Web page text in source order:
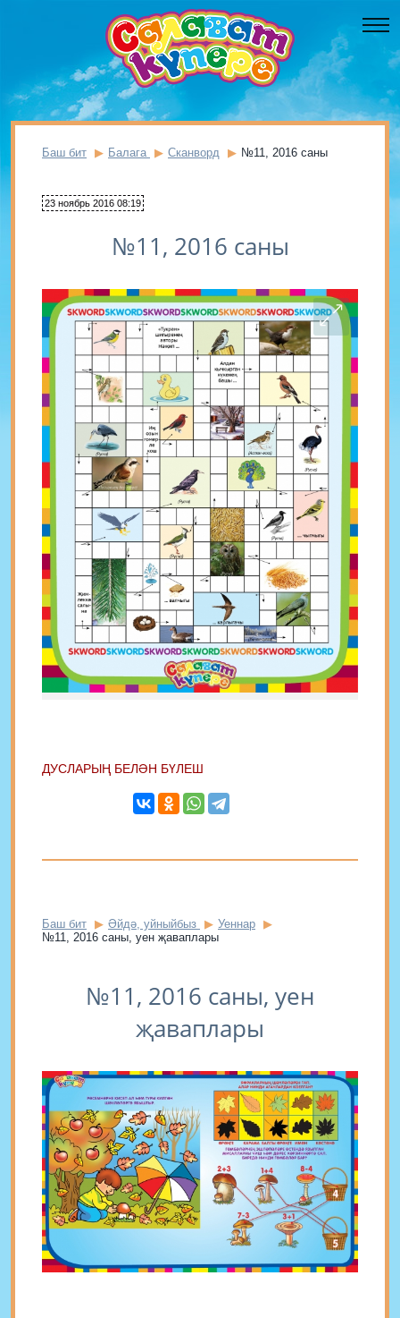
Баш бит Балага Сканворд №11, 2016 саны
23 ноябрь 2016 08:19
№11, 2016 саны
ДУСЛАРЫҢ БЕЛӘН БҮЛЕШ
Баш бит Әйдә, уйныйбыз
Уеннар
№11, 2016 саны, уен җаваплары
№11, 2016 саны, уен
җаваплары